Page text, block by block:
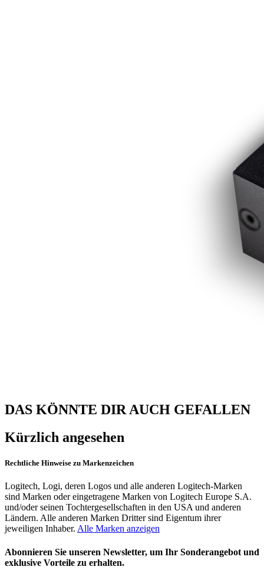
DAS KÖNNTE DIR AUCH GEFALLEN
Kürzlich angesehen
Rechtliche Hinweise zu Markenzeichen
Logitech, Logi, deren Logos und alle anderen Logitech-Marken
sind Marken oder eingetragene Marken von Logitech Europe S.A.
und/oder seinen Tochtergesellschaften in den USA und anderen
Ländern. Alle anderen Marken Dritter sind Eigentum ihrer
jeweiligen Inhaber. Alle Marken anzeigen
Abonnieren Sie unseren Newsletter, um Ihr Sonderangebot und
exklusive Vorteile zu erhalten.